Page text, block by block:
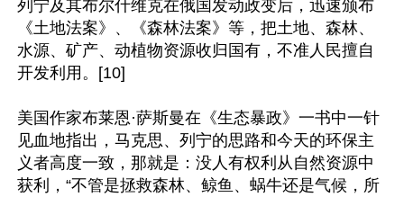
列宁及其布尔什维克在俄国发动政变后，迅速颁布
《土地法案》、《森林法案》等，把土地、森林、
水源、矿产、动植物资源收归国有，不准人民擅自
开发利用。[10]
美国作家布莱恩·萨斯曼在《生态暴政》一书中一针
见血地指出，马克思、列宁的思路和今天的环保主
义者高度一致，那就是：没人有权利从自然资源中
获利，“不管是拯救森林、鲸鱼、蜗牛还是气候，所